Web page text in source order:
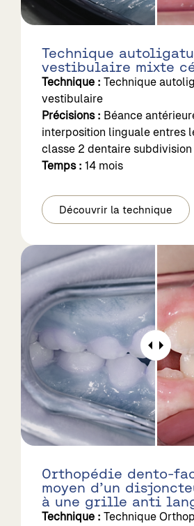
Technique
vestibulaire mixte
Technique : Technique
vestibulaire
Précisions : Béance
interposition linguale entres
classe 2 dentaire subdivision
Temps : 14 mois
Découvrir la technique
Orthopédie dento-
moyen d’un
à une grille anti
Technique : Technique